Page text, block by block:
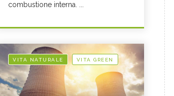
combustione interna. ...
VITA NATURALE VITA GREEN